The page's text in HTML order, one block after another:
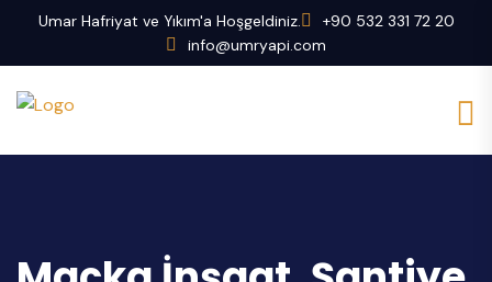
Umar Hafriyat ve Yıkım'a Hoşgeldiniz.
+90 532 331 72 20
info@umryapi.com